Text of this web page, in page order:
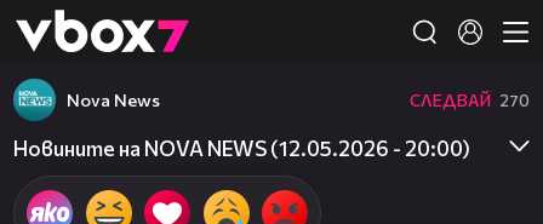
👾
Nova News СЛЕДВАЙ 270
Новините на NOVA NEWS (12.05.2026 - 20:00)